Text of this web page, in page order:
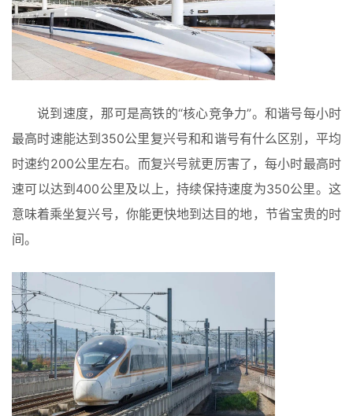
说到速度，那可是高铁的“核心竞争力”。和谐号每小时
最高时速能达到350公里复兴号和和谐号有什么区别，平均
时速约200公里左右。而复兴号就更厉害了，每小时最高时
速可以达到400公里及以上，持续保持速度为350公里。这
意味着乘坐复兴号，你能更快地到达目的地，节省宝贵的时
间。